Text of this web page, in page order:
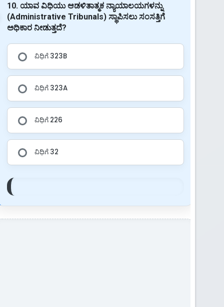
10. ಯಾವ ವಿಧಿಯು ಆಡಳಿತಾತ್ಮಕ ನ್ಯಾಯಾಲಯಗಳನ್ನು
(Administrative Tribunals) ಸ್ಥಾಪಿಸಲು ಸಂಸತ್ತಿಗೆ
ಅಧಿಕಾರ ನೀಡುತ್ತದೆ?
ವಿಧಿಗೆ 323B
ವಿಧಿಗೆ 323A
ವಿಧಿಗೆ 226
ವಿಧಿಗೆ 32